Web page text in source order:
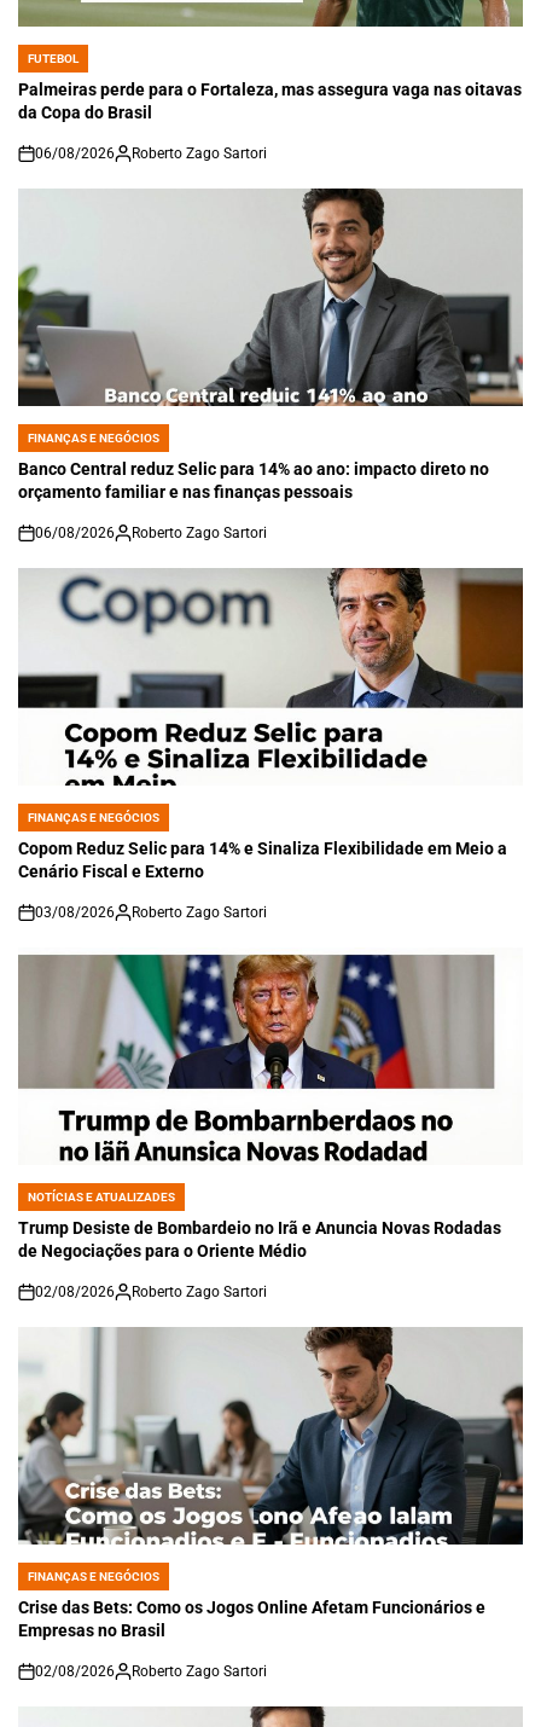
POSTED
IN
FUTEBOL
Palmeiras perde para o Fortaleza, mas assegura vaga nas oitavas
da Copa do Brasil
on
06/08/2026 Roberto Zago Sartori
POSTED
IN
FINANÇAS E NEGÓCIOS
Banco Central reduz Selic para 14% ao ano: impacto direto no
orçamento familiar e nas finanças pessoais
on
06/08/2026 Roberto Zago Sartori
POSTED
IN
FINANÇAS E NEGÓCIOS
Copom Reduz Selic para 14% e Sinaliza Flexibilidade em Meio a
Cenário Fiscal e Externo
on
03/08/2026 Roberto Zago Sartori
POSTED
IN
NOTÍCIAS E ATUALIZADES
Trump Desiste de Bombardeio no Irã e Anuncia Novas Rodadas
de Negociações para o Oriente Médio
on
02/08/2026 Roberto Zago Sartori
POSTED
IN
FINANÇAS E NEGÓCIOS
Crise das Bets: Como os Jogos Online Afetam Funcionários e
Empresas no Brasil
on
02/08/2026 Roberto Zago Sartori